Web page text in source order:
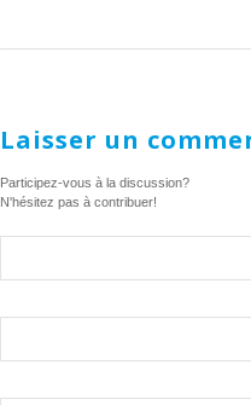
Laisser un
Participez-vous à la discussion?
N'hésitez pas à contribuer!